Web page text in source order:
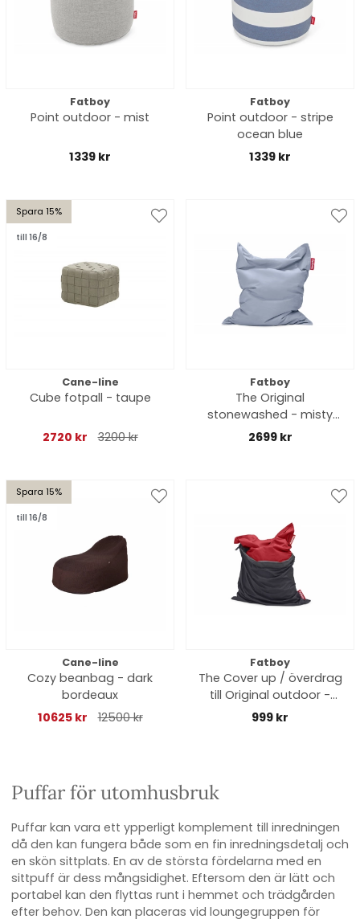
Fatboy
Point outdoor - mist
1339 kr
Fatboy
Point outdoor - stripe
ocean blue
1339 kr
Spara 15%
till 16/8
Cane-line
Cube fotpall - taupe
2720 kr 3200 kr
Fatboy
The Original
stonewashed - misty
blue
2699 kr
Spara 15%
till 16/8
Cane-line
Cozy beanbag - dark
bordeaux
10625 kr
12500 kr
Fatboy
The Cover up / överdrag
till Original outdoor -
svart
999 kr
Puffar för utomhusbruk
Puffar kan vara ett ypperligt komplement till inredningen
då den kan fungera både som en fin inredningsdetalj och
en skön sittplats. En av de största fördelarna med en
sittpuff är dess mångsidighet. Eftersom den är lätt och
portabel kan den flyttas runt i hemmet och trädgården
efter behov. Den kan placeras vid loungegruppen för